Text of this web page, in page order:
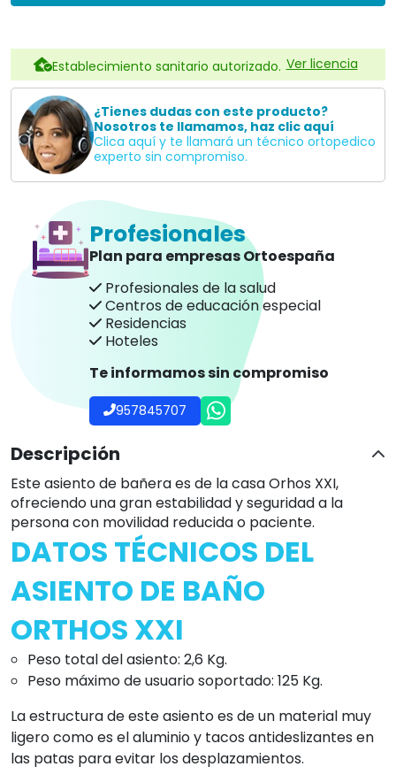
Establecimiento sanitario autorizado. Ver licencia
¿Tienes dudas con este producto?
Nosotros te llamamos, haz clic aquí
Clica aquí y te llamará un técnico ortopedico
experto sin compromiso.
Profesionales
Plan para empresas Ortoespaña
Profesionales de la salud
Centros de educación especial
Residencias
Hoteles
Te informamos sin compromiso
957845707
Descripción
Este asiento de bañera es de la casa Orhos XXI,
ofreciendo una gran estabilidad y seguridad a la
persona con movilidad reducida o paciente.
DATOS TÉCNICOS DEL
ASIENTO DE BAÑO
ORTHOS XXI
Peso total del asiento: 2,6 Kg.
Peso máximo de usuario soportado: 125 Kg.
La estructura de este asiento es de un material muy
ligero como es el aluminio y tacos antideslizantes en
las patas para evitar los desplazamientos.